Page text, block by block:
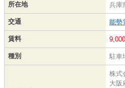
所在地 兵庫
交通 能勢
賃料
種別 駐車
株式
大阪